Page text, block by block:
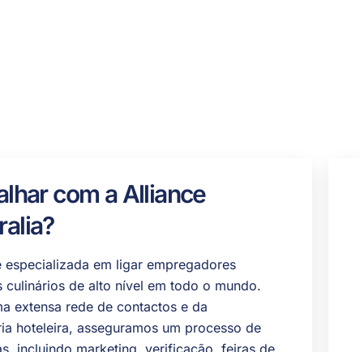
com a Alliance
especializada em ligar empregadores
culinários de alto nível em todo o mundo.
extensa rede de contactos e da
hoteleira, asseguramos um processo de
incluindo marketing, verificação, feiras de